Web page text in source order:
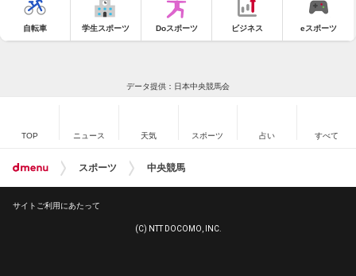
自転車 学生スポーツ Doスポーツ ビジネス eスポーツ
データ提供：日本中央競馬会
TOP ニュース 天気 スポーツ 占い すべて
スポーツ 中央競馬
サイトご利用にあたって
(C) NTT DOCOMO, INC.